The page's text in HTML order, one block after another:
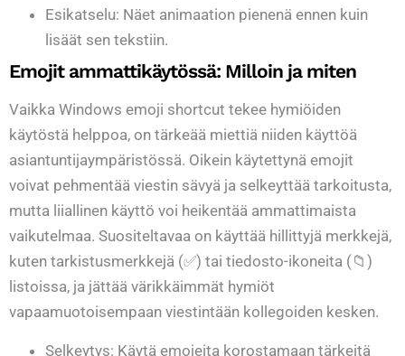
Esikatselu: Näet animaation pienenä ennen kuin
lisäät sen tekstiin.
Emojit ammattikäytössä: Milloin ja miten
Vaikka Windows emoji shortcut tekee hymiöiden
käytöstä helppoa, on tärkeää miettiä niiden käyttöä
asiantuntijaympäristössä. Oikein käytettynä emojit
voivat pehmentää viestin sävyä ja selkeyttää tarkoitusta,
mutta liiallinen käyttö voi heikentää ammattimaista
vaikutelmaa. Suositeltavaa on käyttää hillittyjä merkkejä,
kuten tarkistusmerkkejä (✅) tai tiedosto-ikoneita (📁)
listoissa, ja jättää värikkäimmät hymiöt
vapaamuotoisempaan viestintään kollegoiden kesken.
Selkeytys: Käytä emojeita korostamaan tärkeitä